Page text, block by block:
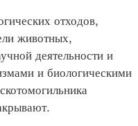
отходов,
животных,
деятельности и
и биологическими